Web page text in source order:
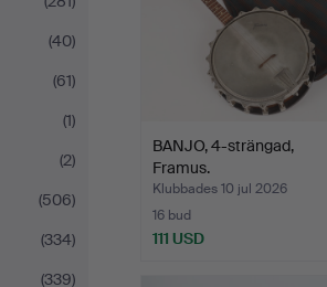
(40)
(61)
(1)
(2)
(506)
(334)
(339)
BANJO, 4-strängad,
Framus.
Klubbades 10 jul 2026
16 bud
111 USD